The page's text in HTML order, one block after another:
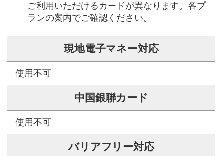
ご利用いただけるカードが異なります。各プ
ランの案内でご確認ください。
現地電子マネー対応
使用不可
中国銀聯カード
使用不可
バリアフリー対応